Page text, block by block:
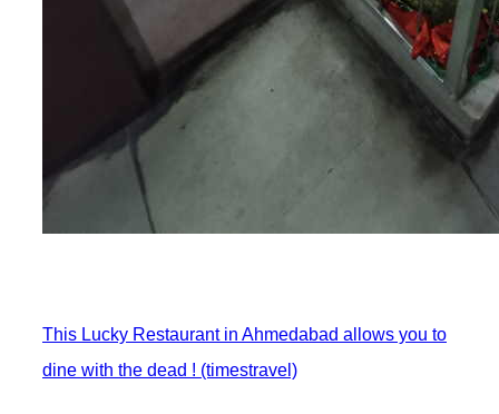
This Lucky Restaurant in Ahmedabad allows you to
dine with the dead ! (timestravel)